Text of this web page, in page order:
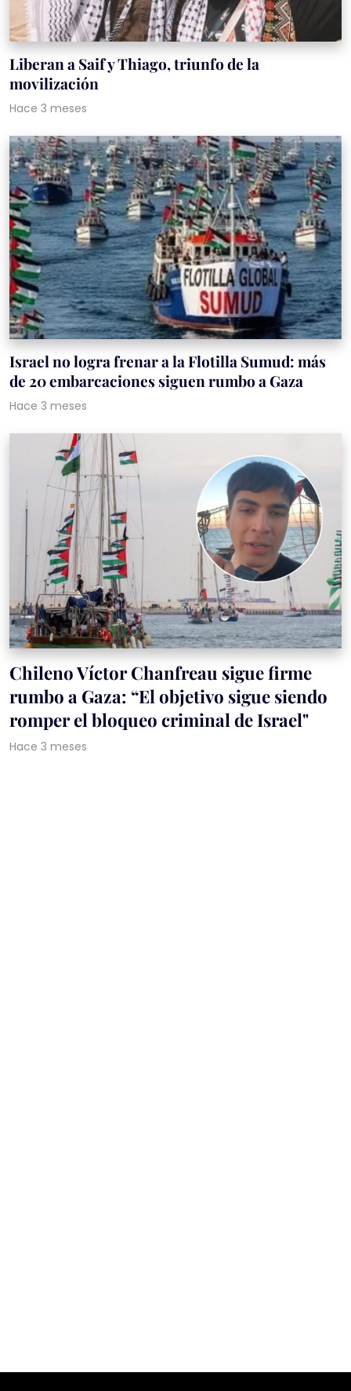
Liberan a Saif y Thiago, triunfo de la
movilización
Hace 3 meses
Israel no logra frenar a la Flotilla Sumud: más
de 20 embarcaciones siguen rumbo a Gaza
Hace 3 meses
Chileno Víctor Chanfreau sigue firme
rumbo a Gaza: “El objetivo sigue siendo
romper el bloqueo criminal de Israel"
Hace 3 meses